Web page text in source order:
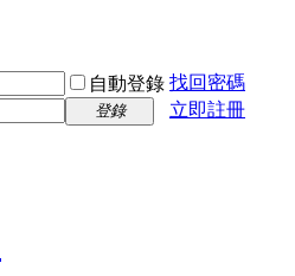
自動登錄 找回密碼
登錄 立即註冊